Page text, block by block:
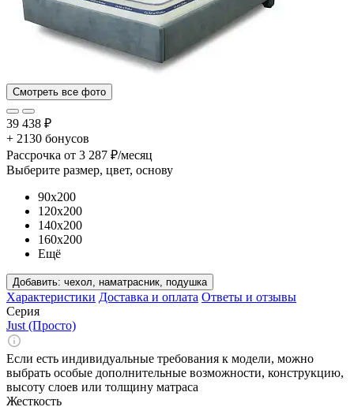
Смотреть все фото
39 438 ₽
+ 2130 бонусов
Рассрочка от 3 287 ₽/месяц
Выберите размер, цвет, основу
90x200
120x200
140x200
160x200
Ещё
Добавить: чехол, наматрасник, подушка
Характеристики Доставка и оплата Ответы и отзывы
Серия
Just (Просто)
Если есть индивидуальные требования к модели, можно
выбрать особые дополнительные возможности, конструкцию,
высоту слоев или толщину матраса
Жесткость